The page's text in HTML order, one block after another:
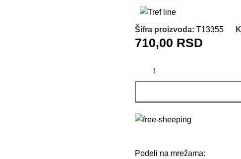
Šifra proizvoda: T13355
710,00 RSD
Podeli na mrežama: